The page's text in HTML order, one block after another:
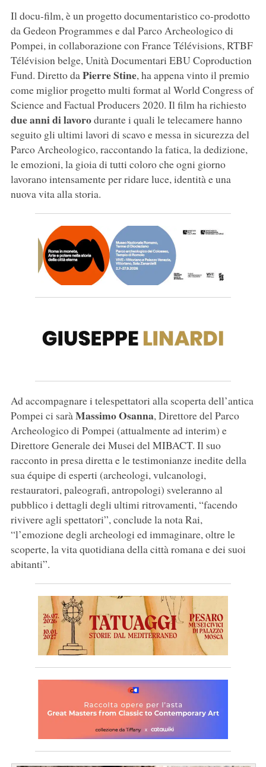
Il docu-film, è un progetto documentaristico co-prodotto
da Gedeon Programmes e dal Parco Archeologico di
Pompei, in collaborazione con France Télévisions, RTBF
Télévision belge, Unità Documentari EBU Coproduction
Fund. Diretto daPierre Stine, ha appena vinto il premio
come miglior progetto multi format al World Congress of
Science and Factual Producers 2020. Il film ha richiesto
due anni di lavorodurante i quali le telecamere hanno
seguito gli ultimi lavori di scavo e messa in sicurezza del
Parco Archeologico, raccontando la fatica, la dedizione,
le emozioni, la gioia di tutti coloro che ogni giorno
lavorano intensamente per ridare luce, identità e una
nuova vita alla storia.
Ad accompagnare i telespettatori alla scoperta dell’antica
Pompei ci saràMassimo Osanna, Direttore del Parco
Archeologico di Pompei (attualmente ad interim) e
Direttore Generale dei Musei del MIBACT. Il suo
racconto in presa diretta e le testimonianze inedite della
sua équipe di esperti (archeologi, vulcanologi,
restauratori, paleografi, antropologi) sveleranno al
pubblico i dettagli degli ultimi ritrovamenti, “facendo
rivivere agli spettatori”, conclude la nota Rai,
“l’emozione degli archeologi ed immaginare, oltre le
scoperte, la vita quotidiana della città romana e dei suoi
abitanti”.